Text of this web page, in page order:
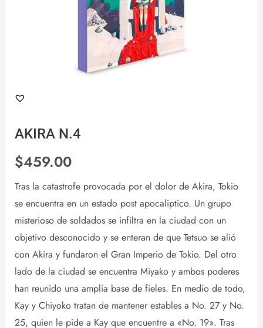
AKIRA N.4
$459.00
Tras la catastrofe provocada por el dolor de Akira, Tokio
se encuentra en un estado post apocaliptico. Un grupo
misterioso de soldados se infiltra en la ciudad con un
objetivo desconocido y se enteran de que Tetsuo se alió
con Akira y fundaron el Gran Imperio de Tokio. Del otro
lado de la ciudad se encuentra Miyako y ambos poderes
han reunido una amplia base de fieles. En medio de todo,
Kay y Chiyoko tratan de mantener estables a No. 27 y No.
25, quien le pide a Kay que encuentre a «No. 19». Tras